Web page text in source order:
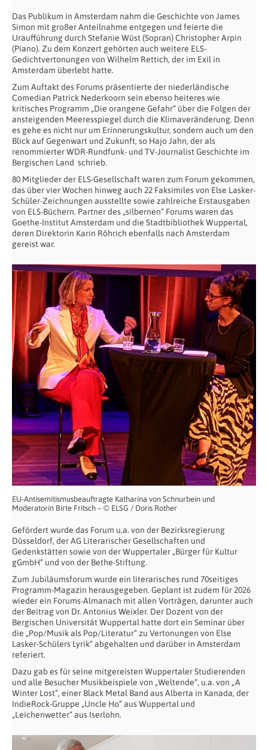
Das Publikum in Amsterdam nahm die Geschichte von James
Simon mit großer Anteilnahme entgegen und feierte die
Uraufführung durch Stefanie Wüst (Sopran) Christopher Arpin
(Piano). Zu dem Konzert gehörten auch weitere ELS-
Gedichtvertonungen von Wilhelm Rettich, der im Exil in
Amsterdam überlebt hatte.
Zum Auftakt des Forums präsentierte der niederländische
Comedian Patrick Nederkoorn sein ebenso heiteres wie
kritisches Programm „Die orangene Gefahr“ über die Folgen der
ansteigenden Meeresspiegel durch die Klimaveränderung. Denn
es gehe es nicht nur um Erinnerungskultur, sondern auch um den
Blick auf Gegenwart und Zukunft, so Hajo Jahn, der als
renommierter WDR-Rundfunk- und TV-Journalist Geschichte im
Bergischen Land schrieb.
80 Mitglieder der ELS-Gesellschaft waren zum Forum gekommen,
das über vier Wochen hinweg auch 22 Faksimiles von Else Lasker-
Schüler-Zeichnungen ausstellte sowie zahlreiche Erstausgaben
von ELS-Büchern. Partner des „silbernen“ Forums waren das
Goethe-Institut Amsterdam und die Stadtbibliothek Wuppertal,
deren Direktorin Karin Röhrich ebenfalls nach Amsterdam
gereist war.
EU-Antisemitismusbeauftragte Katharina von Schnurbein und
Moderatorin Birte Fritsch – © ELSG / Doris Rother
Gefördert wurde das Forum u.a. von der Bezirksregierung
Düsseldorf, der AG Literarischer Gesellschaften und
Gedenkstätten sowie von der Wuppertaler „Bürger für Kultur
gGmbH“ und von der Bethe-Stiftung.
Zum Jubiläumsforum wurde ein literarisches rund 70seitiges
Programm-Magazin herausgegeben. Geplant ist zudem für 2026
wieder ein Forums-Almanach mit allen Vorträgen, darunter auch
der Beitrag von Dr. Antonius Weixler. Der Dozent von der
Bergischen Universität Wuppertal hatte dort ein Seminar über
die „Pop/Musik als Pop/Literatur“ zu Vertonungen von Else
Lasker-Schülers Lyrik“ abgehalten und darüber in Amsterdam
referiert.
Dazu gab es für seine mitgereisten Wuppertaler Studierenden
und alle Besucher Musikbeispiele von „Weltende“, u.a. von „A
Winter Lost“, einer Black Metal Band aus Alberta in Kanada, der
IndieRock-Gruppe „Uncle Ho“ aus Wuppertal und
„Leichenwetter“ aus Iserlohn.